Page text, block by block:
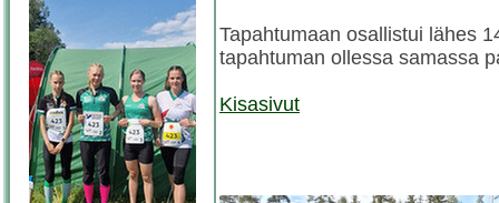
Tapahtumaan osallistui lähes
tapahtuman ollessa samassa
Kisasivut